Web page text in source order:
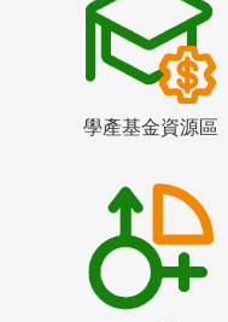
學產基金資源區